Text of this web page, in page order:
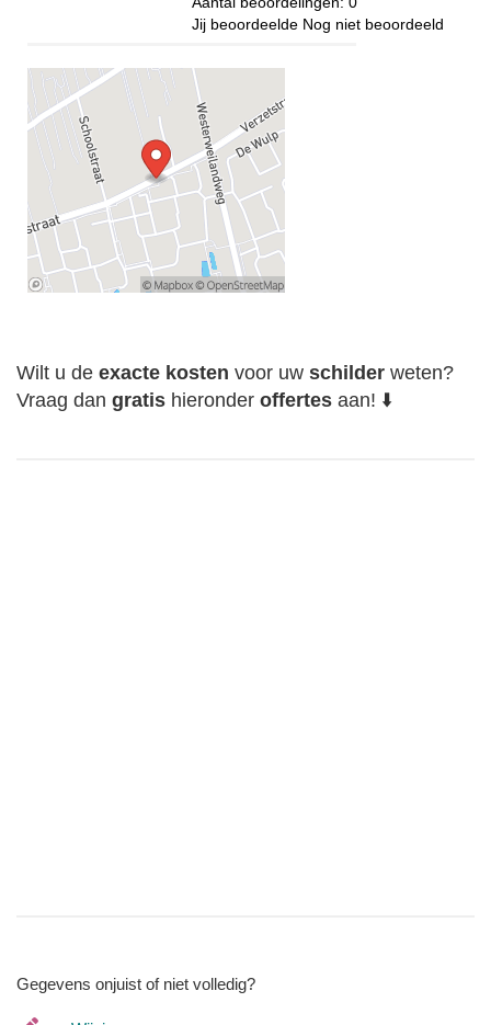
Jij beoordeelde Nog niet beoordeeld
Wilt u de exacte kosten voor uw schilder weten?
Vraag dan gratis hieronder offertes aan! ⬇️
Gegevens onjuist of niet volledig?